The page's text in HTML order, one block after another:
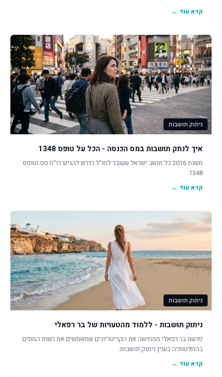
קרא עוד ←
ניתוק תושבות
איך לנתק תושבות במס הכנסה - הכל על טופס 1348
משנת 2016 כל תושב ישראל שעובר לחו"ל נדרש להגיש דו"ח מס וטופס
1348.
קרא עוד ←
ניתוק תושבות
ניתוק תושבות - ללמוד מהטעויות של בר רפאלי
פרשת בר רפאלי ממחישה את הקריטריונים שמשמשים את רשות המסים
בהחלטותיה בענין ניתוק תושבות.
קרא עוד ←